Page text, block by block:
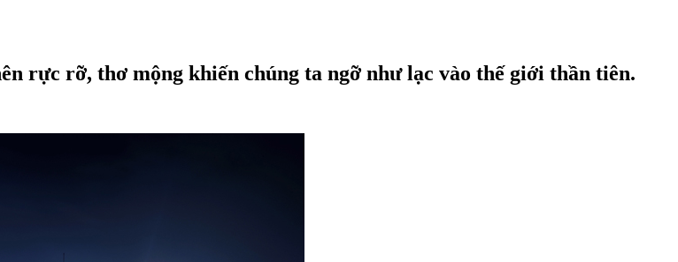
rực rỡ, thơ mộng khiến chúng ta ngỡ như lạc vào thế giới thần tiên.